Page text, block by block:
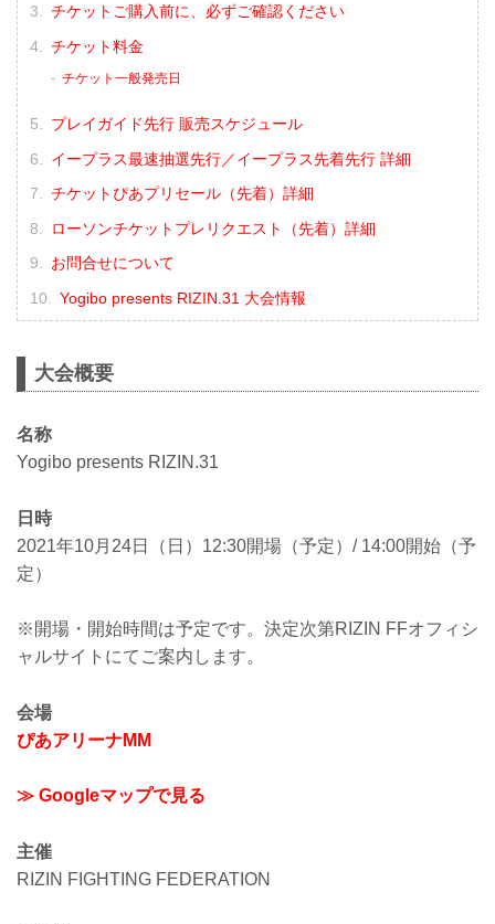
チケットご購入前に、必ずご確認ください
チケット料金
チケット一般発売日
プレイガイド先行 販売スケジュール
イープラス最速抽選先行／イープラス先着先行 詳細
チケットぴあプリセール（先着）詳細
ローソンチケットプレリクエスト（先着）詳細
お問合せについて
Yogibo presents RIZIN.31 大会情報
大会概要
名称
Yogibo presents RIZIN.31
日時
2021年10月24日（日）12:30開場（予定）/ 14:00開始（予
定）
※開場・開始時間は予定です。決定次第RIZIN FFオフィシ
ャルサイトにてご案内します。
会場
ぴあアリーナMM
≫ Googleマップで見る
主催
RIZIN FIGHTING FEDERATION